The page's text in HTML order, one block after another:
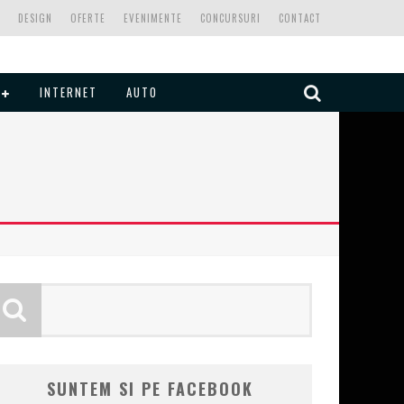
CONTACT
CONCURSURI
EVENIMENTE
OFERTE
DESIGN
INTERNET AUTO
SUNTEM SI PE FACEBOOK